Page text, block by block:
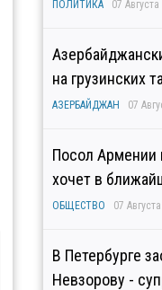
ПОЛИТИКА 07
на грузинских
АЗЕРБАЙДЖАН 07
Посол Армении
хочет в
ОБЩЕСТВО 07
В Петербурге
Невзорову -